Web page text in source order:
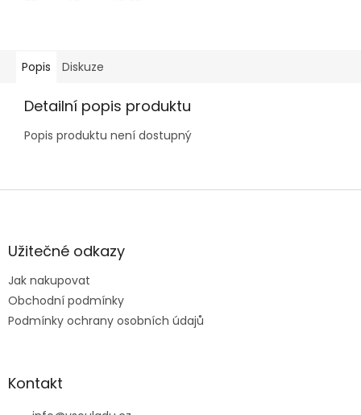
Popis Diskuze
Detailní popis produktu
Popis produktu není dostupný
Z
aUžitečné odkazy
Jak nakupovat
Obchodní podmínky
Podmínky ochrany osobních údajů
Kontakt